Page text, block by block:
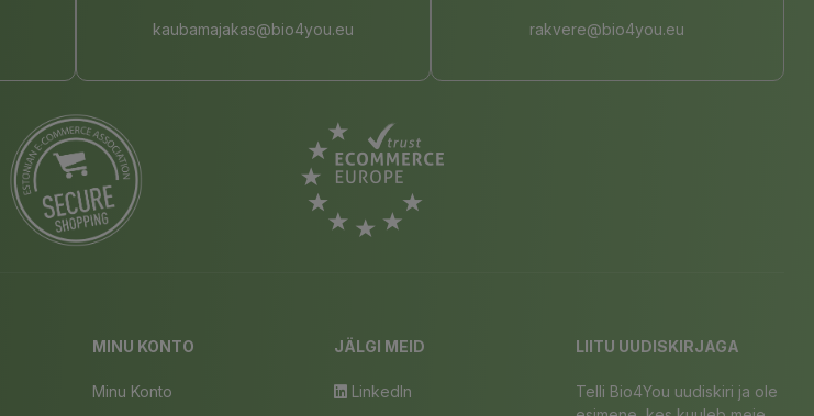
kaubamajakas@bio4you.eu rakvere@bio4you.eu
MINU KONTO
Minu Konto
JÄLGI MEID
LinkedIn
LIITU UUDISKIRJAGA
Telli Bio4You uudiskiri ja ole